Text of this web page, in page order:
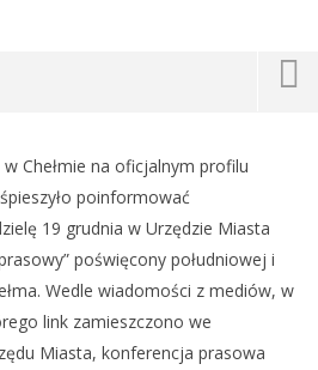
od Miasta Chełm?
Chełmie na oficjalnym profilu
poinformować
19 grudnia w Urzędzie Miasta
poświęcony południowej i
Wedle wiadomości z mediów, w
link zamieszczono we
Miasta, konferencja prasowa